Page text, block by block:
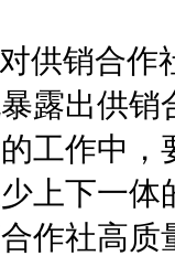
销合作
露出供
工作中
上下一
作社高